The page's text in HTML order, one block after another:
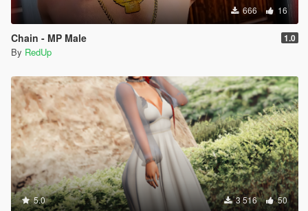
666 16
Chain - MP Male 1.0
By RedUp
5.0 3 516 50